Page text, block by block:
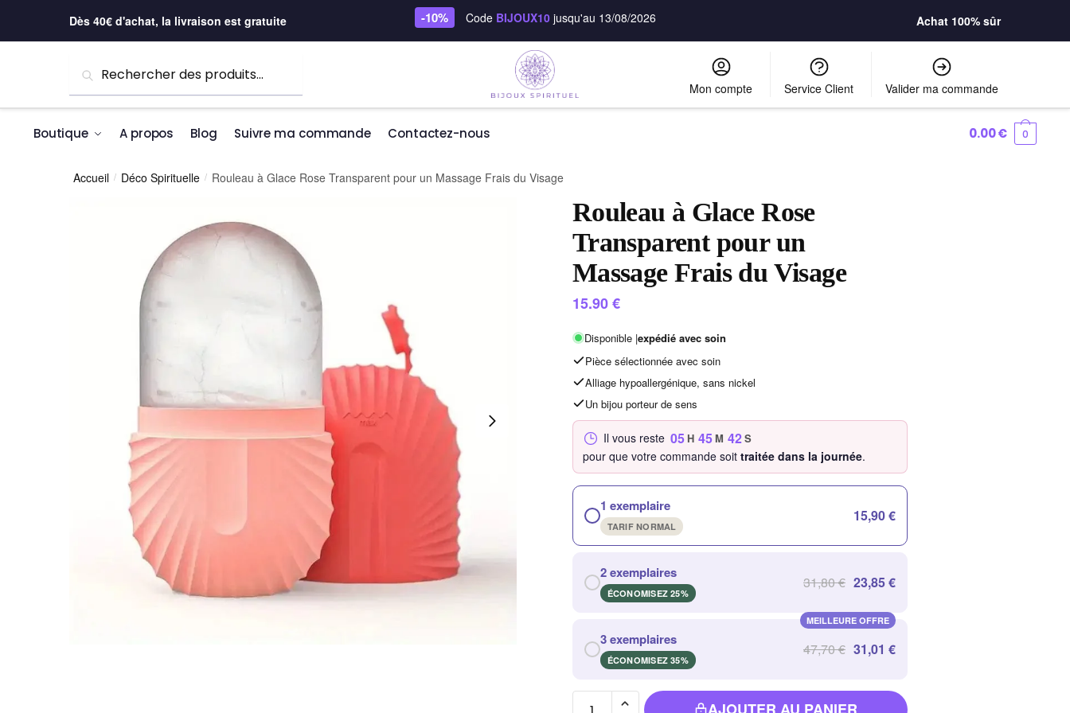
Dès 40€ d'achat, la livraison est gratuite -10% Code BIJOUX10jusqu'au 13/08/2026 Achat 100% sûr
Recherche
Mon compte Service Client Valider ma commande
Boutique A propos Blog Suivre ma commande Contactez-nous 0.00€ 0
Accueil / Déco Spirituelle / Rouleau à Glace Rose Transparent pour un Massage Frais du Visage
Rouleau à Glace Rose
Transparent pour un
Massage Frais du Visage
15.90€
Disponible |expédié avec soin
Pièce sélectionnée avec soin
Alliage hypoallergénique, sans nickel
Un bijou porteur de sens
Il vous reste 05 H 45M 41S
pour que votre commande soit traitée dans la journée.
1 exemplaire
TARIF NORMAL
15,90 €
2 exemplaires
ÉCONOMISEZ 25%
31,80 € 23,85 €
MEILLEURE OFFRE
3 exemplaires
ÉCONOMISEZ 35%
47,70 € 31,01 €
quantité de